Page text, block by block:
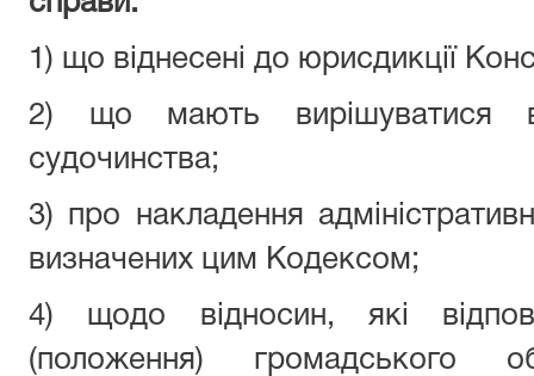
1) що віднесені до юрисдикції
2) що мають вирішуватися в
судочинства;
3) про накладення
визначених цим Кодексом;
4) щодо відносин, які
(положення) громадського